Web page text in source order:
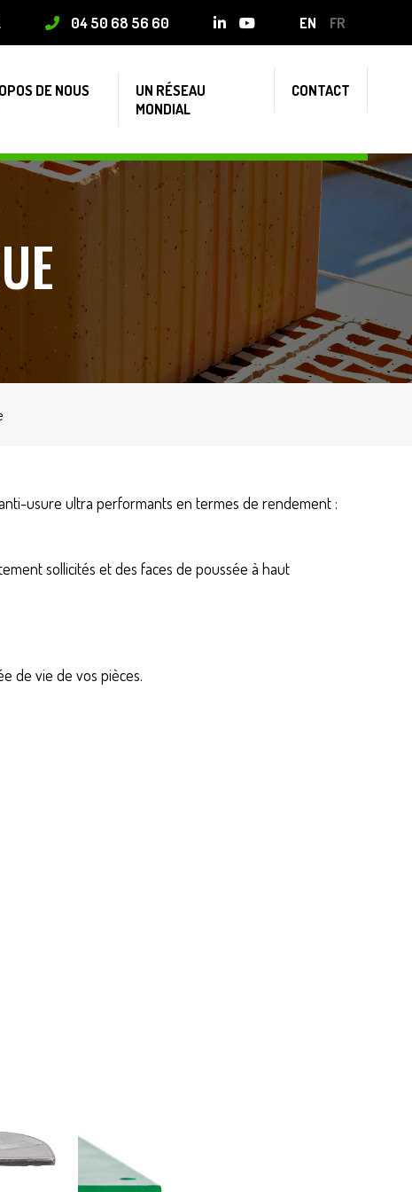
04 50 68 56 60 EN FR
DE NOUS
UN RÉSEAU
MONDIAL
CONTACT
usure ultra performants en termes de rendement :
sollicités et des faces de poussée à haut
de vie de vos pièces.